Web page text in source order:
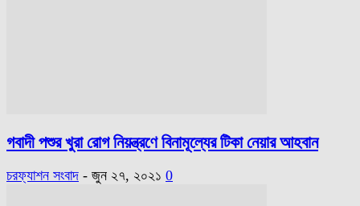
গবাদী পশুর খুরা রোগ নিয়ন্ত্রণে বিনামূল্যের টিকা নেয়ার আহবান
চরফ্যাশন সংবাদ - জুন ২৭, ২০২১ 0